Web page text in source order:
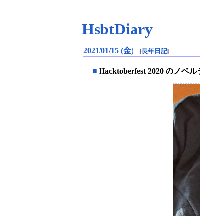
HsbtDiary
2021/01/15 (金) [長年日記]
■ Hacktoberfest 2020 のノベ